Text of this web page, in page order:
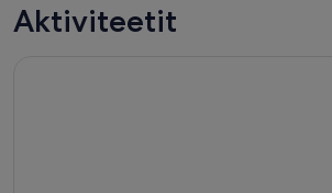
Aktiviteetit